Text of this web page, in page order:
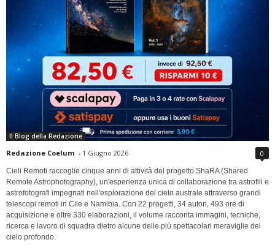
Il Blog della Redazione
Redazione Coelum - 1 Giugno 2026 0
Cieli Remoti raccoglie cinque anni di attività del progetto ShaRA (Shared
Remote Astrophotography), un'esperienza unica di collaborazione tra astrofili e
astrofotografi impegnati nell'esplorazione del cielo australe attraverso grandi
telescopi remoti in Cile e Namibia. Con 22 progetti, 34 autori, 493 ore di
acquisizione e oltre 330 elaborazioni, il volume racconta immagini, tecniche,
ricerca e lavoro di squadra dietro alcune delle più spettacolari meraviglie del
cielo profondo.